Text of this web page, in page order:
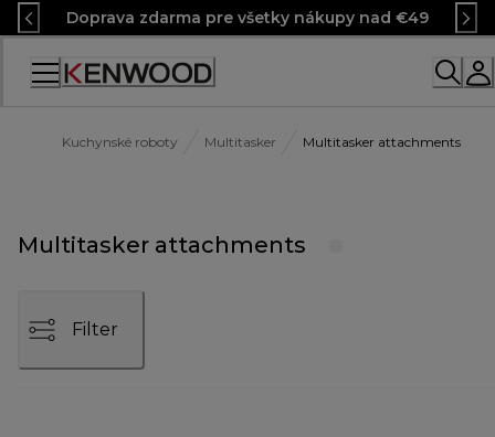
Skip
to
Content
Doprava zdarma pre všetky nákupy nad €49
Kuchynské roboty Multitasker Multitasker attachments
Multitasker attachments
Filter